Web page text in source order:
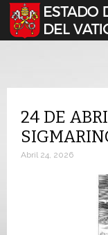
Seleccione su idioma
24 DE
Abril 24, 2026